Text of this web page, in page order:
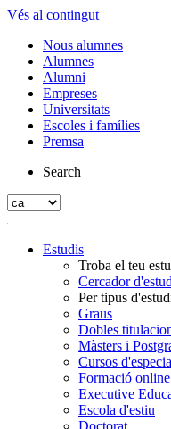
Vés al contingut
Nous alumnes
Alumnes
Alumni
Empreses
Universitats
Escoles i famílies
Premsa
Search
Estudis
Troba el teu
Cercador
Per tipus
Graus
Dobles
Màsters i
Cursos
Formació online
Executive
Escola d'estiu
Doctorat